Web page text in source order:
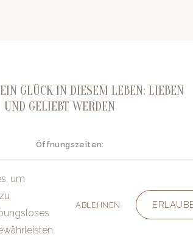
GLÜCK IN DIESEM LEBEN: LIEBEN
UND GELIEBT WERDEN
Öffnungszeiten:
Montag - Freitag:
10.00 - 16.00 Uhr
um
ABLEHNEN